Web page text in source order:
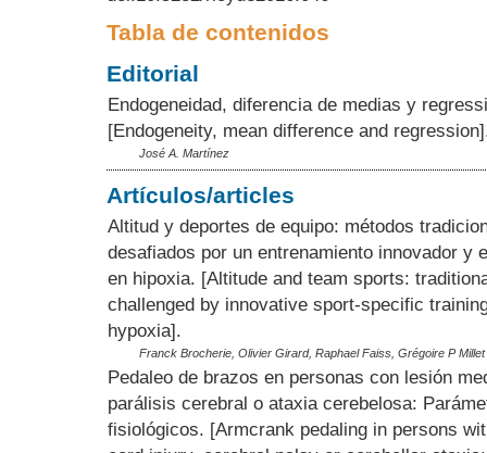
Tabla de contenidos
Editorial
Endogeneidad, diferencia de medias y
[Endogeneity, mean difference and
José A. Martínez
Artículos/articles
Altitud y deportes de equipo: métodos
desafiados por un entrenamiento innovador y
en hipoxia. [Altitude and team sports:
challenged by innovative sport-specific
hypoxia].
Franck Brocherie, Olivier Girard, Raphael Faiss, Grégoire P Millet
Pedaleo de brazos en personas con lesión
parálisis cerebral o ataxia cerebelosa:
fisiológicos. [Armcrank pedaling in persons